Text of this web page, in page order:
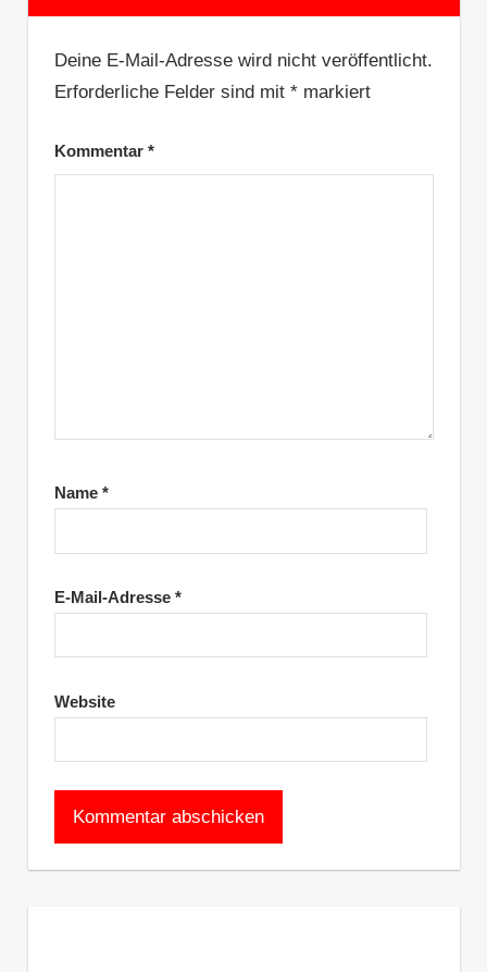
Deine E-Mail-Adresse wird nicht veröffentlicht.
Erforderliche Felder sind mit *markiert
Kommentar *
Name *
E-Mail-Adresse *
Website